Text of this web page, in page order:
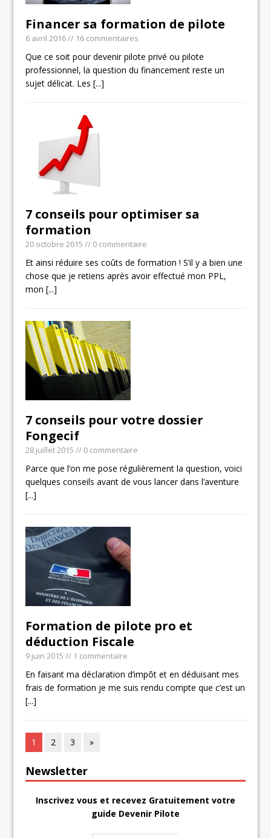
Financer sa formation de pilote
6 avril 2016// 16 commentaires
Que ce soit pour devenir pilote privé ou pilote
professionnel, la question du financement reste un
sujet délicat. Les[...]
7 conseils pour optimiser sa
formation
20 octobre 2015 // 0 commentaire
Et ainsi réduire ses coûts de formation ! S’il y a bien une
chose que je retiens après avoir effectué mon PPL,
mon[...]
7 conseils pour votre dossier
Fongecif
28 juillet 2015 // 0 commentaire
Parce que l’on me pose régulièrement la question, voici
quelques conseils avant de vous lancer dans l’aventure
[...]
Formation de pilote pro et
déduction Fiscale
9 juin 2015 // 1 commentaire
En faisant ma déclaration d’impôt et en déduisant mes
frais de formation je me suis rendu compte que c’est un
[...]
1 2 3 »
Newsletter
Inscrivez vous et recevez Gratuitement votre
guide Devenir Pilote